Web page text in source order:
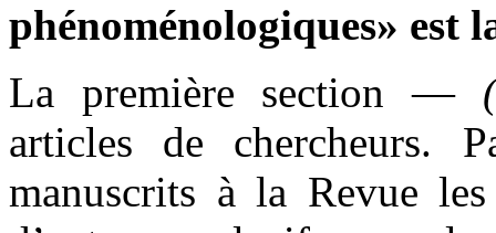
phénoménologiques» est
La première section —
articles de chercheurs.
manuscrits à la Revue